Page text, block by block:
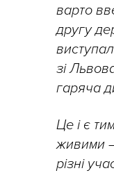
варто
другу
зі
гаряча
Це і є
живими
різні